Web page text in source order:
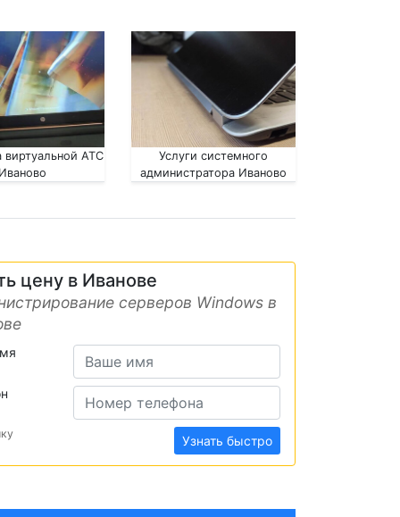
виртуальной АТС
Иваново
Услуги системного
администратора Иваново
цену в Иванове
серверов Windows в
Узнать быстро